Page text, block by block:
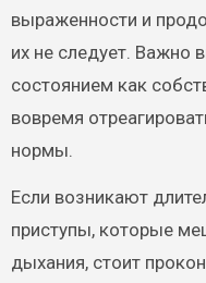
выраженности и
их не следует. Важно
состоянием как
вовремя
нормы.
Если возникают
приступы, которые
дыхания, стоит